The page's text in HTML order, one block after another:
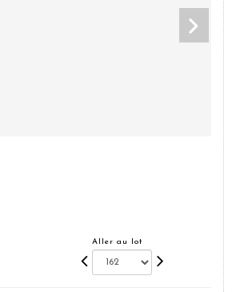
Aller au lot